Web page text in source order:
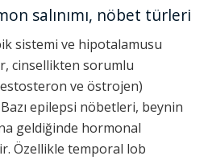
salınımı, nöbet türleri
sistemi ve hipotalamusu
cinsellikten sorumlu
ve östrojen)
Bazı epilepsi nöbetleri, beynin
geldiğinde hormonal
Özellikle temporal lob